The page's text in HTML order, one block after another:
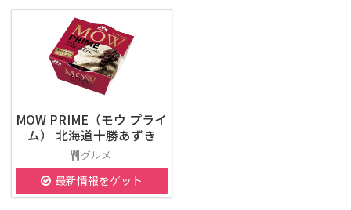
MOW PRIME（モウ プライ
ム） 北海道十勝あずき
グルメ
最新情報をゲット